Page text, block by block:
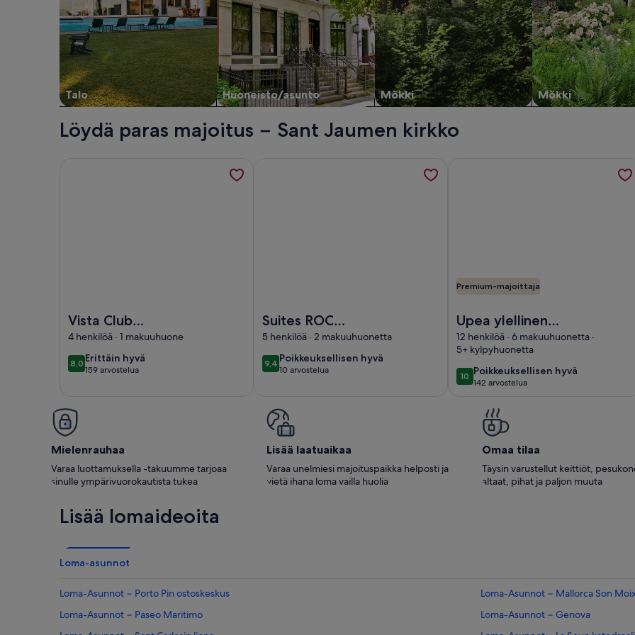
Talo Huoneisto/asunto Mökki Mökki
Löydä paras majoitus − Sant Jaumen kirkko
Vista Club
Apartamentos
4 henkilöä · 1 makuuhuone
8,08,0 kautta 10
Erittäin hyvä
erittäin
hyvä
159 arvostelua
(159
Suites ROC
Portonova - Newly
Renovated 2026
5 henkilöä · 2 makuuhuonetta
9,49,4 kautta 10
Poikkeuksellisen hyvä
poikkeuksellisen
hyvä
10 arvostelua
(10
Premium-majoittaja
Upea ylellinen
minimalistinen huvila
omalla uima-altaalla
ja viihdealueilla
12 henkilöä · 6 makuuhuonetta ·
5+ kylpyhuonetta
1010 kautta 10
Poikkeuksellisen hyvä
poikkeuksellisen
hyvä
142 arvostelua
(142
Mielenrauhaa
Varaa luottamuksella -takuumme tarjoaa
sinulle ympärivuorokautista tukea
Lisää laatuaikaa
Varaa unelmiesi majoituspaikka helposti ja
vietä ihana loma vailla huolia
Omaa tilaa
Täysin varustellut keittiöt,
altaat, pihat ja paljon muuta
Lisää lomaideoita
Loma-asunnot
Loma-Asunnot − Porto Pin ostoskeskus
Loma-Asunnot − Mallorca Son
Loma-Asunnot − Paseo Maritimo
Loma-Asunnot − Genova